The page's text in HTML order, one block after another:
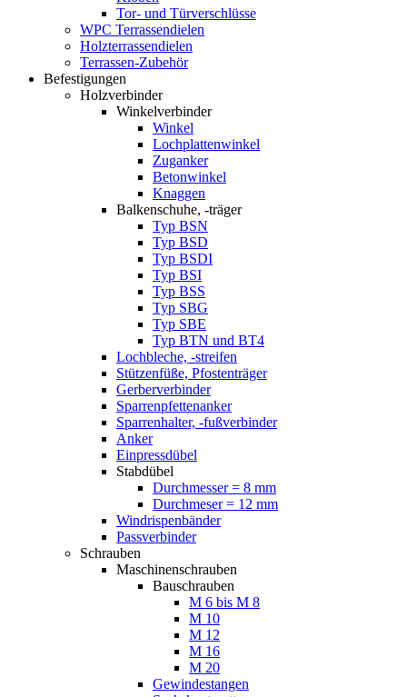
Tor- und Türverschlüsse
WPC Terrassendielen
Holzterrassendielen
Terrassen-Zubehör
Befestigungen
Holzverbinder
Winkelverbinder
Winkel
Lochplattenwinkel
Zuganker
Betonwinkel
Knaggen
Balkenschuhe, -träger
Typ BSN
Typ BSD
Typ BSDI
Typ BSI
Typ BSS
Typ SBG
Typ SBE
Typ BTN und BT4
Lochbleche, -streifen
Stützenfüße, Pfostenträger
Gerberverbinder
Sparrenpfettenanker
Sparrenhalter, -fußverbinder
Anker
Einpressdübel
Stabdübel
Durchmesser = 8 mm
Durchmeser = 12 mm
Windrispenbänder
Passverbinder
Schrauben
Maschinenschrauben
Bauschrauben
M 6 bis M 8
M 10
M 12
M 16
M 20
Gewindestangen